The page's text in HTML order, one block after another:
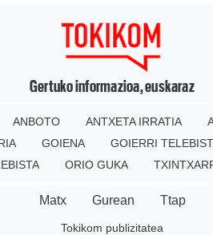
Gertuko informazioa, euskaraz
ANBOTO ANTXETA IRRATIA
GOIENA GOIERRI
ORIO GUKA
Matx Gurean Ttap
Tokikom publizitatea